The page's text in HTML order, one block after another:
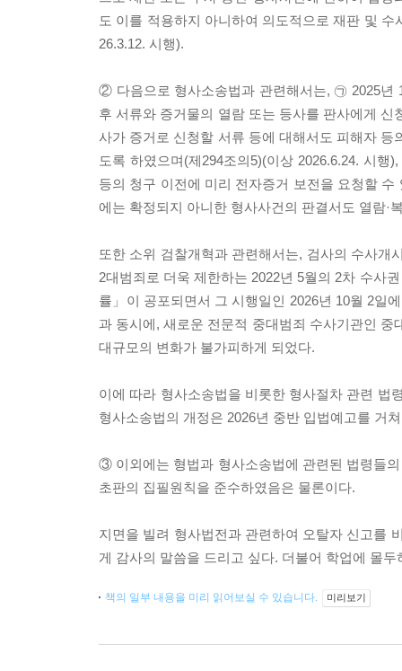
도 이를 적용하지 아니하여 의도적으로 재판 및
26.3.12. 시행).
② 다음으로 형사소송법과 관련해서는, ㉠ 2025년
후 서류와 증거물의 열람 또는 등사를 판사에게
사가 증거로 신청할 서류 등에 대해서도 피해자
도록 하였으며(제294조의5)(이상 2026.6.24. 시
등의 청구 이전에 미리 전자증거 보전을 요청할
에는 확정되지 아니한 형사사건의 판결서도 열람·
또한 소위 검찰개혁과 관련해서는, 검사의 수사개
2대범죄로 더욱 제한하는 2022년 5월의 2차 수사
률」이 공포되면서 그 시행일인 2026년 10월 2일
과 동시에, 새로운 전문적 중대범죄 수사기관인
대규모의 변화가 불가피하게 되었다.
이에 따라 형사소송법을 비롯한 형사절차 관련 법
형사소송법의 개정은 2026년 중반 입법예고를 거
③ 이외에는 형법과 형사소송법에 관련된 법령들
초판의 집필원칙을 준수하였음은 물론이다.
지면을 빌려 형사법전과 관련하여 오탈자 신고를
게 감사의 말씀을 드리고 싶다. 더불어 학업에 몰
책의 일부 내용을 미리 읽어보실 수 있습니다. 미리보기